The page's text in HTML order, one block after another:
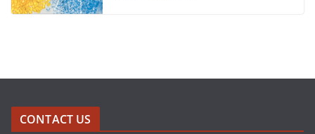
CONTACT US